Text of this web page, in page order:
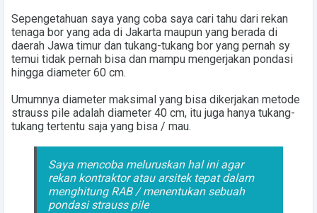
Sepengetahuan saya yang coba saya cari tahu dari rekan
tenaga bor yang ada di Jakarta maupun yang berada di
daerah Jawa timur dan tukang-tukang bor yang pernah sy
temui tidak pernah bisa dan mampu mengerjakan pondasi
hingga diameter 60 cm.
Umumnya diameter maksimal yang bisa dikerjakan metode
strauss pile adalah diameter 40 cm, itu juga hanya tukang-
tukang tertentu saja yang bisa / mau.
Saya mencoba meluruskan hal ini agar
rekan kontraktor atau arsitek tepat dalam
menghitung RAB / menentukan sebuah
pondasi strauss pile